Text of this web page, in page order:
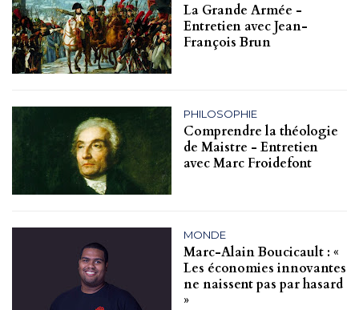
La Grande Armée -
Entretien avec Jean-
François Brun
PHILOSOPHIE
Comprendre la théologie
de Maistre - Entretien
avec Marc Froidefont
MONDE
Marc-Alain Boucicault : «
Les économies innovantes
ne naissent pas par hasard
»